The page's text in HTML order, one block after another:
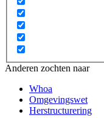
Anderen zochten naar
Whoa
Omgevingswet
Herstructurering